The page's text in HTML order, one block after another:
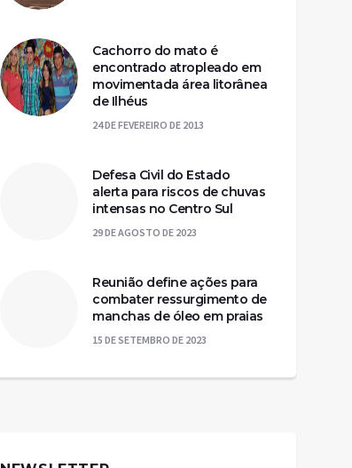
Cachorro do mato é
encontrado atropleado em
movimentada área litorânea
de Ilhéus
24 DE FEVEREIRO DE 2013
Defesa Civil do Estado
alerta para riscos de chuvas
intensas no Centro Sul
29 DE AGOSTO DE 2023
Reunião define ações para
combater ressurgimento de
manchas de óleo em praias
15 DE SETEMBRO DE 2023